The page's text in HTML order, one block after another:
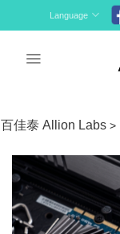
to
Language
百佳泰 Allion Labs>